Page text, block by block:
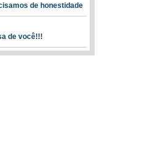
de honestidade
de você!!!